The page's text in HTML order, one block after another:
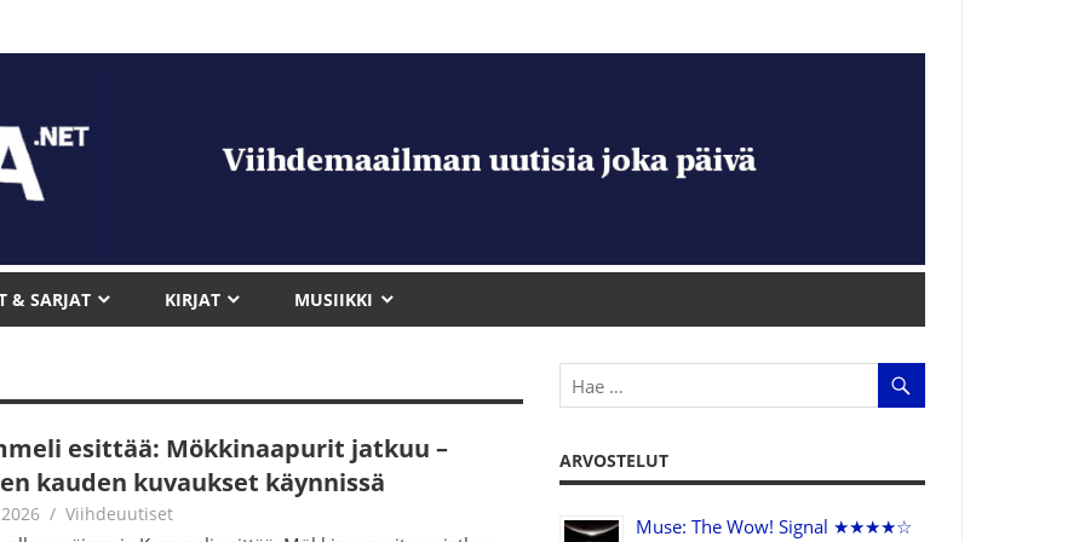
& SARJAT KIRJAT MUSIIKKI
esittää: Mökkinaapurit jatkuu –
kauden kuvaukset käynnissä
Juha Kaunisto
Viihdeuutiset
ARVOSTELUT
Muse: The Wow! Signal ★★★★☆